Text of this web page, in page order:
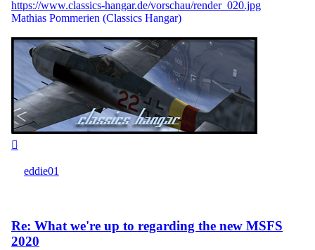
https://www.classics-hangar.de/vorschau/render_020.jpg
Mathias Pommerien (Classics Hangar)
eddie01
Re: What we're up to regarding the new MSFS
2020